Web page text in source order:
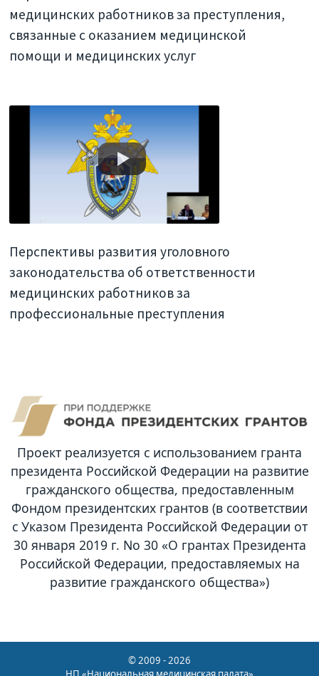
медицинских работников за преступления,
связанные с оказанием медицинской
помощи и медицинских услуг
Перспективы развития уголовного
законодательства об ответственности
медицинских работников за
профессиональные преступления
Проект реализуется с использованием гранта
президента Российской Федерации на развитие
гражданского общества, предоставленным
Фондом президентских грантов (в соответствии
с Указом Президента Российской Федерации от
30 января 2019 г. No 30 «О грантах Президента
Российской Федерации, предоставляемых на
развитие гражданского общества»)
© 2009 - 2026